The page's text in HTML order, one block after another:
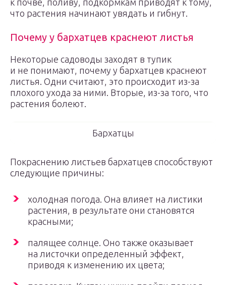
к почве, поливу, подкормкам приводят к тому,
что растения начинают увядать и гибнут.
Почему у бархатцев краснеют листья
Некоторые садоводы заходят в тупик
и не понимают, почему у бархатцев краснеют
листья. Одни считают, это происходит из-за
плохого ухода за ними. Вторые, из-за того, что
растения болеют.
Бархатцы
Покраснению листьев бархатцев способствуют
следующие причины:
холодная погода. Она влияет на листики
растения, в результате они становятся
красными;
палящее солнце. Оно также оказывает
на листочки определенный эффект,
приводя к изменению их цвета;